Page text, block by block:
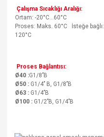
Çalışma Sıcaklığı Aralığı:
Ortam: -20°C…60°C
Proses: Maks. 60°C İsteğe bağlı:
120°C
Proses Bağlantısı:
Ø40 :G1/8’’B
Ø50 : G1/4’’ B, G1/8’’B
Ø63 : G1/4’’B
Ø100 : G1/2’’B, G1/4’’B